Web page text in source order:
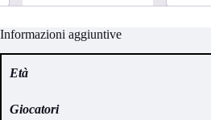
Informazioni aggiuntive
Età
Giocatori